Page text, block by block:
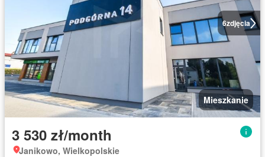
6zdjęcia
Mieszkanie
3 530 zł/month
Janikowo, Wielkopolskie